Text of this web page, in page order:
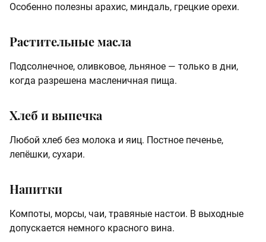
Особенно полезны арахис, миндаль, грецкие орехи.
Растительные масла
Подсолнечное, оливковое, льняное — только в дни,
когда разрешена масленичная пища.
Хлеб и выпечка
Любой хлеб без молока и яиц. Постное печенье,
лепёшки, сухари.
Напитки
Компоты, морсы, чаи, травяные настои. В выходные
допускается немного красного вина.